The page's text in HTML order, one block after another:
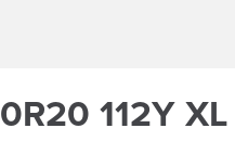
112Y XL